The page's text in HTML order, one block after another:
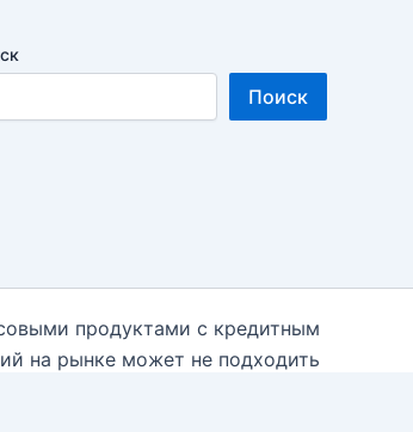
Поиск
продуктами с кредитным
на рынке может не подходить